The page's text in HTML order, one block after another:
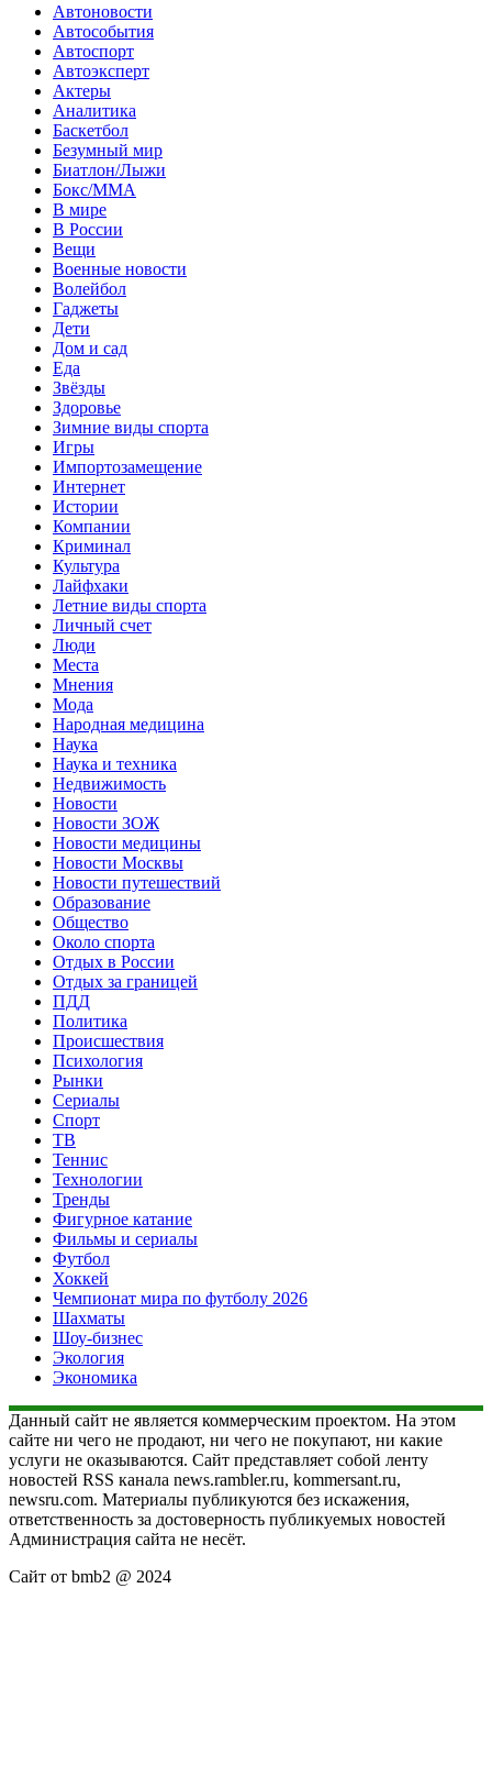
Автоновости
Автособытия
Автоспорт
Автоэксперт
Актеры
Аналитика
Баскетбол
Безумный мир
Биатлон/Лыжи
Бокс/MMA
В мире
В России
Вещи
Военные новости
Волейбол
Гаджеты
Дети
Дом и сад
Еда
Звёзды
Здоровье
Зимние виды спорта
Игры
Импортозамещение
Интернет
Истории
Компании
Криминал
Культура
Лайфхаки
Летние виды спорта
Личный счет
Люди
Места
Мнения
Мода
Народная медицина
Наука
Наука и техника
Недвижимость
Новости
Новости ЗОЖ
Новости медицины
Новости Москвы
Новости путешествий
Образование
Общество
Около спорта
Отдых в России
Отдых за границей
ПДД
Политика
Происшествия
Психология
Рынки
Сериалы
Спорт
ТВ
Теннис
Технологии
Тренды
Фигурное катание
Фильмы и сериалы
Футбол
Хоккей
Чемпионат мира по футболу 2026
Шахматы
Шоу-бизнес
Экология
Экономика
Данный сайт не является коммерческим проектом. На этом
сайте ни чего не продают, ни чего не покупают, ни какие
услуги не оказываются. Сайт представляет собой ленту
новостей RSS канала news.rambler.ru, kommersant.ru,
newsru.com. Материалы публикуются без искажения,
ответственность за достоверность публикуемых новостей
Администрация сайта не несёт.
Сайт от bmb2 @ 2024